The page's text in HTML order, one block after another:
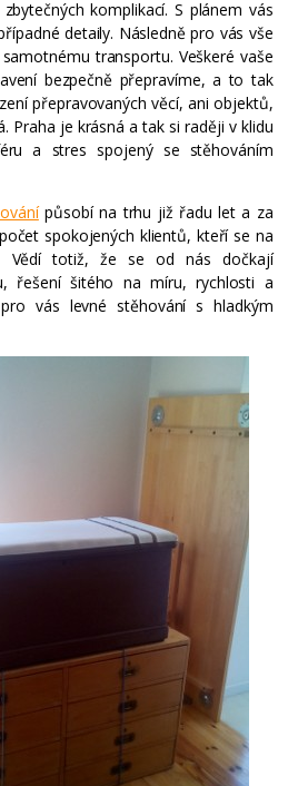
komplikací. S plánem vás
detaily. Následně pro vás vše
transportu. Veškeré vaše
bezpečně přepravíme, a to tak
přepravovaných věcí, ani objektů,
Praha je krásná a tak si raději v klidu
a stres spojený se stěhováním
působí na trhu již řadu let a za
spokojených klientů, kteří se na
Vědí totiž, že se od nás dočkají
řešení šitého na míru, rychlosti a
vás levné stěhování s hladkým